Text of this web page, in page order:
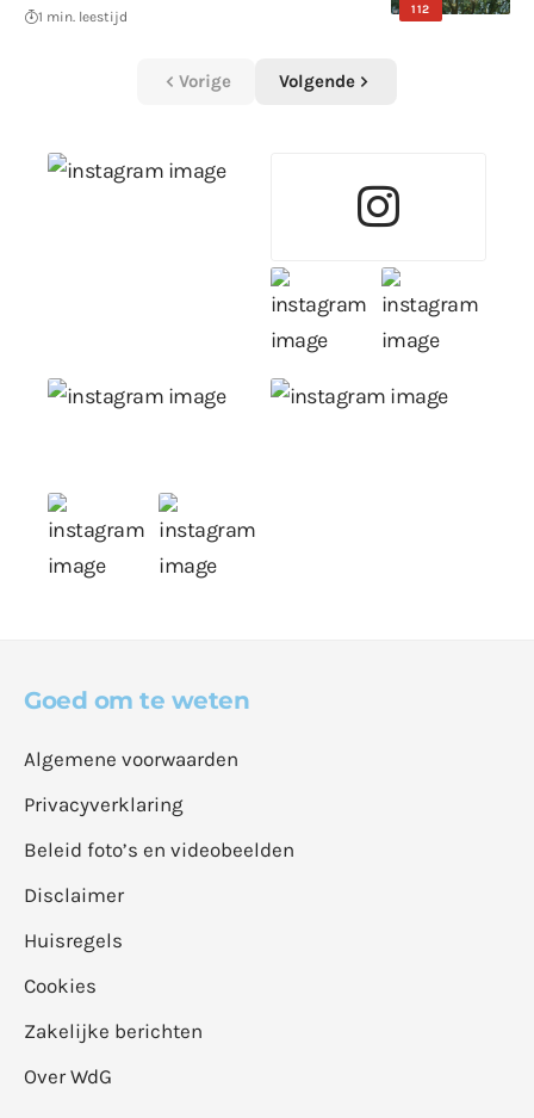
112
1 min. leestijd
Vorige Volgende
Goed om te weten
Algemene voorwaarden
Privacyverklaring
Beleid foto’s en videobeelden
Disclaimer
Huisregels
Cookies
Zakelijke berichten
Over WdG